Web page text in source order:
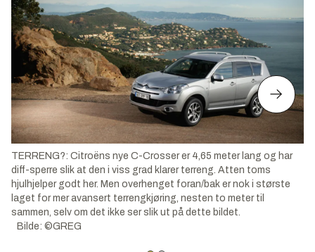
TERRENG?: Citroëns nye C-Crosser er 4,65 meter lang og har
diff-sperre slik at den i viss grad klarer terreng. Atten toms
hjulhjelper godt her. Men overhenget foran/bak er nok i største
laget for mer avansert terrengkjøring, nesten to meter til
sammen, selv om det ikke ser slik ut på dette bildet.
Bilde: ©GREG